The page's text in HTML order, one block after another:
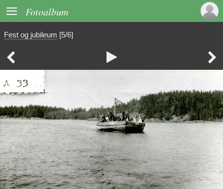
 Fotoalbum
Fest og jubileum [5/6]
  